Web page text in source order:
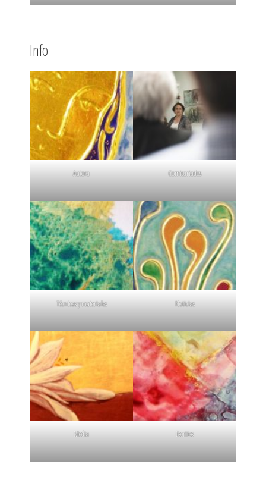
Info
Autora Comisariados
Técnicas y materiales Noticias
Media Escritos